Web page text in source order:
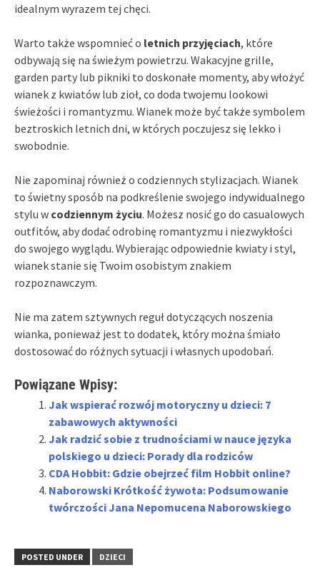
idealnym wyrazem tej chęci.
Warto także wspomnieć o letnich przyjęciach, które
odbywają się na świeżym powietrzu. Wakacyjne grille,
garden party lub pikniki to doskonałe momenty, aby włożyć
wianek z kwiatów lub zioł, co doda twojemu lookowi
świeżości i romantyzmu. Wianek może być także symbolem
beztroskich letnich dni, w których poczujesz się lekko i
swobodnie.
Nie zapominaj również o codziennych stylizacjach. Wianek
to świetny sposób na podkreślenie swojego indywidualnego
stylu w codziennym życiu. Możesz nosić go do casualowych
outfitów, aby dodać odrobinę romantyzmu i niezwykłości
do swojego wyglądu. Wybierając odpowiednie kwiaty i styl,
wianek stanie się Twoim osobistym znakiem
rozpoznawczym.
Nie ma zatem sztywnych reguł dotyczących noszenia
wianka, ponieważ jest to dodatek, który można śmiało
dostosować do różnych sytuacji i własnych upodobań.
Powiązane Wpisy:
Jak wspierać rozwój motoryczny u dzieci: 7
zabawowych aktywności
Jak radzić sobie z trudnościami w nauce języka
polskiego u dzieci: Porady dla rodziców
CDA Hobbit: Gdzie obejrzeć film Hobbit online?
Naborowski Krótkość żywota: Podsumowanie
twórczości Jana Nepomucena Naborowskiego
POSTED UNDER DZIECI